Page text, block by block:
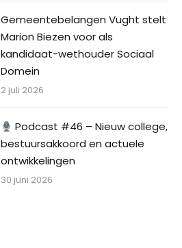
Gemeentebelangen Vught stelt
Marion Biezen voor als
kandidaat-wethouder Sociaal
Domein
2 juli 2026
Podcast #46 – Nieuw college,
bestuursakkoord en actuele
ontwikkelingen
30 juni 2026